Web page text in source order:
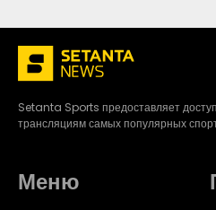
Setanta Sports предоставляет
трансляциям самых популярных
Меню